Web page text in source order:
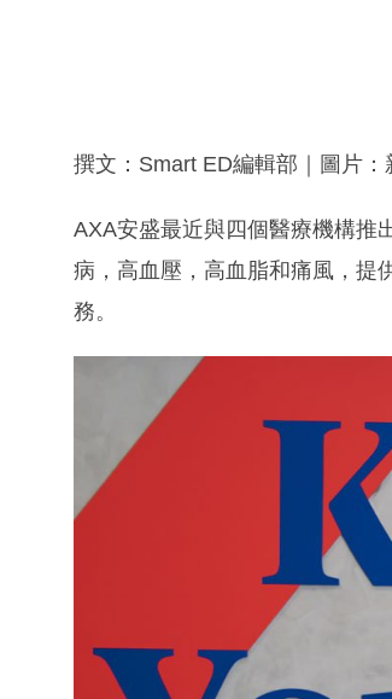
撰文：Smart ED編輯部｜圖片
AXA安盛最近與四個醫療機構推
病，高血壓，高血脂和痛風，提
務。